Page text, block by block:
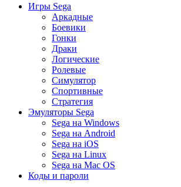
Игры Sega
Аркадные
Боевики
Гонки
Драки
Логические
Ролевые
Симулятор
Спортивные
Стратегия
Эмуляторы Sega
Sega на Windows
Sega на Android
Sega на iOS
Sega на Linux
Sega на Mac OS
Коды и пароли